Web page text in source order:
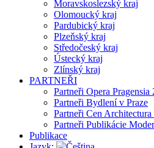
Moravskoslezský kraj
Olomoucký kraj
Pardubický kraj
Plzeňský kraj
Středočeský kraj
Ústecký kraj
Zlínský kraj
PARTNEŘI
Partneři Opera Pragensia
Partneři Bydlení v Praze
Partneři Cen
Partneři Publikácie
Publikace